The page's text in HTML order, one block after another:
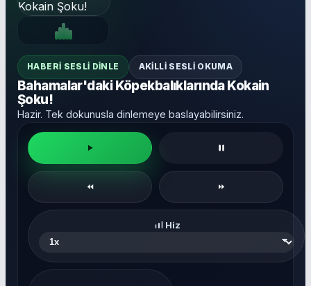
HABERI SESLI DINLE AKILLI SESLI OKUMA
Bahamalar'daki Köpekbalıklarında Kokain
Şoku!
Hazir. Tek dokunusla dinlemeye baslayabilirsiniz.
Hiz